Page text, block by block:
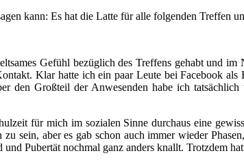
kann: Es hat die Latte für alle folgenden Treffen
Gefühl bezüglich des Treffens gehabt und
Klar hatte ich ein paar Leute bei Facebook
den Großteil der Anwesenden habe ich
für mich im sozialen Sinne durchaus eine
zu sein, aber es gab schon auch immer wieder
und Pubertät nochmal ganz anders knallt. Trotzdem